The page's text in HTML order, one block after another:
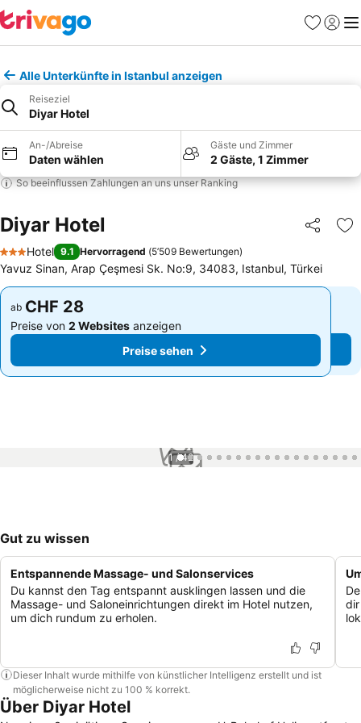
Favoriten
Alle Unterkünfte in Istanbul anzeigen
Reiseziel
Diyar Hotel
An-/Abreise
Daten wählen
Gäste und Zimmer
2 Gäste, 1 Zimmer
So beeinflussen Zahlungen an uns unser Ranking
Diyar Hotel Teilen
3 Sterne
Hotel 9.1 Hervorragend (5’509 Bewertungen)
Yavuz Sinan, Arap Çeşmesi Sk. No:9, 34083, Istanbul, Türkei
ab CHF 28
Preise von 2 Websitesanzeigen
Preise sehen
ab CHF 28
Preise von 2 Websites anzeigen
Preise sehen
1 / 42
Gut zu wissen
Entspannende Massage- und Salonservices
Du kannst den Tag entspannt ausklingen lassen und die
Massage- und Saloneinrichtungen direkt im Hotel nutzen,
um dich rundum zu erholen.
Dieser Inhalt wurde mithilfe von künstlicher Intelligenz erstellt und ist
möglicherweise nicht zu 100 % korrekt.
Über Diyar Hotel